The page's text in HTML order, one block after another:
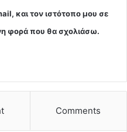
και τον ιστότοπο μου σε
φορά που θα σχολιάσω.
Comments